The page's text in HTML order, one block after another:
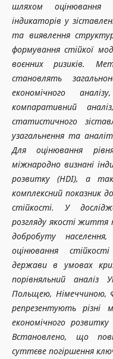
шляхом оцінювання
індикаторів у
та виявлення
формування стійкої
воєнних ризиків.
становлять
економічного
компаративний
статистичного
узагальнення та
Для оцінювання
міжнародно визнані
розвитку (HDI), а
комплексний показник
стійкості. У
розгляду якості життя
добробуту
оцінювання
держави в умовах
порівняльний аналіз
Польщею, Німеччиною,
репрезентують різні
економічного
Встановлено, що
суттєве погіршення